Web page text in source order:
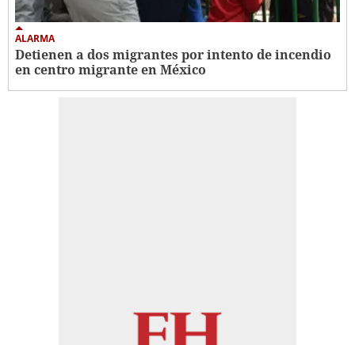
ALARMA
Detienen a dos migrantes por intento de incendio
en centro migrante en México